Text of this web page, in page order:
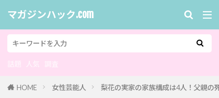
マガジンハック.com
HOME 女性芸能人 梨花の実家の家族構成は4人！父親の